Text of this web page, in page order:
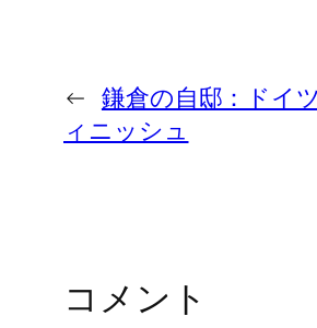
← 鎌倉の自邸：ドイ
ィニッシュ
コメント